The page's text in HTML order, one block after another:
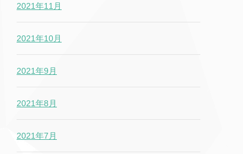
2021年11月
2021年10月
2021年9月
2021年8月
2021年7月